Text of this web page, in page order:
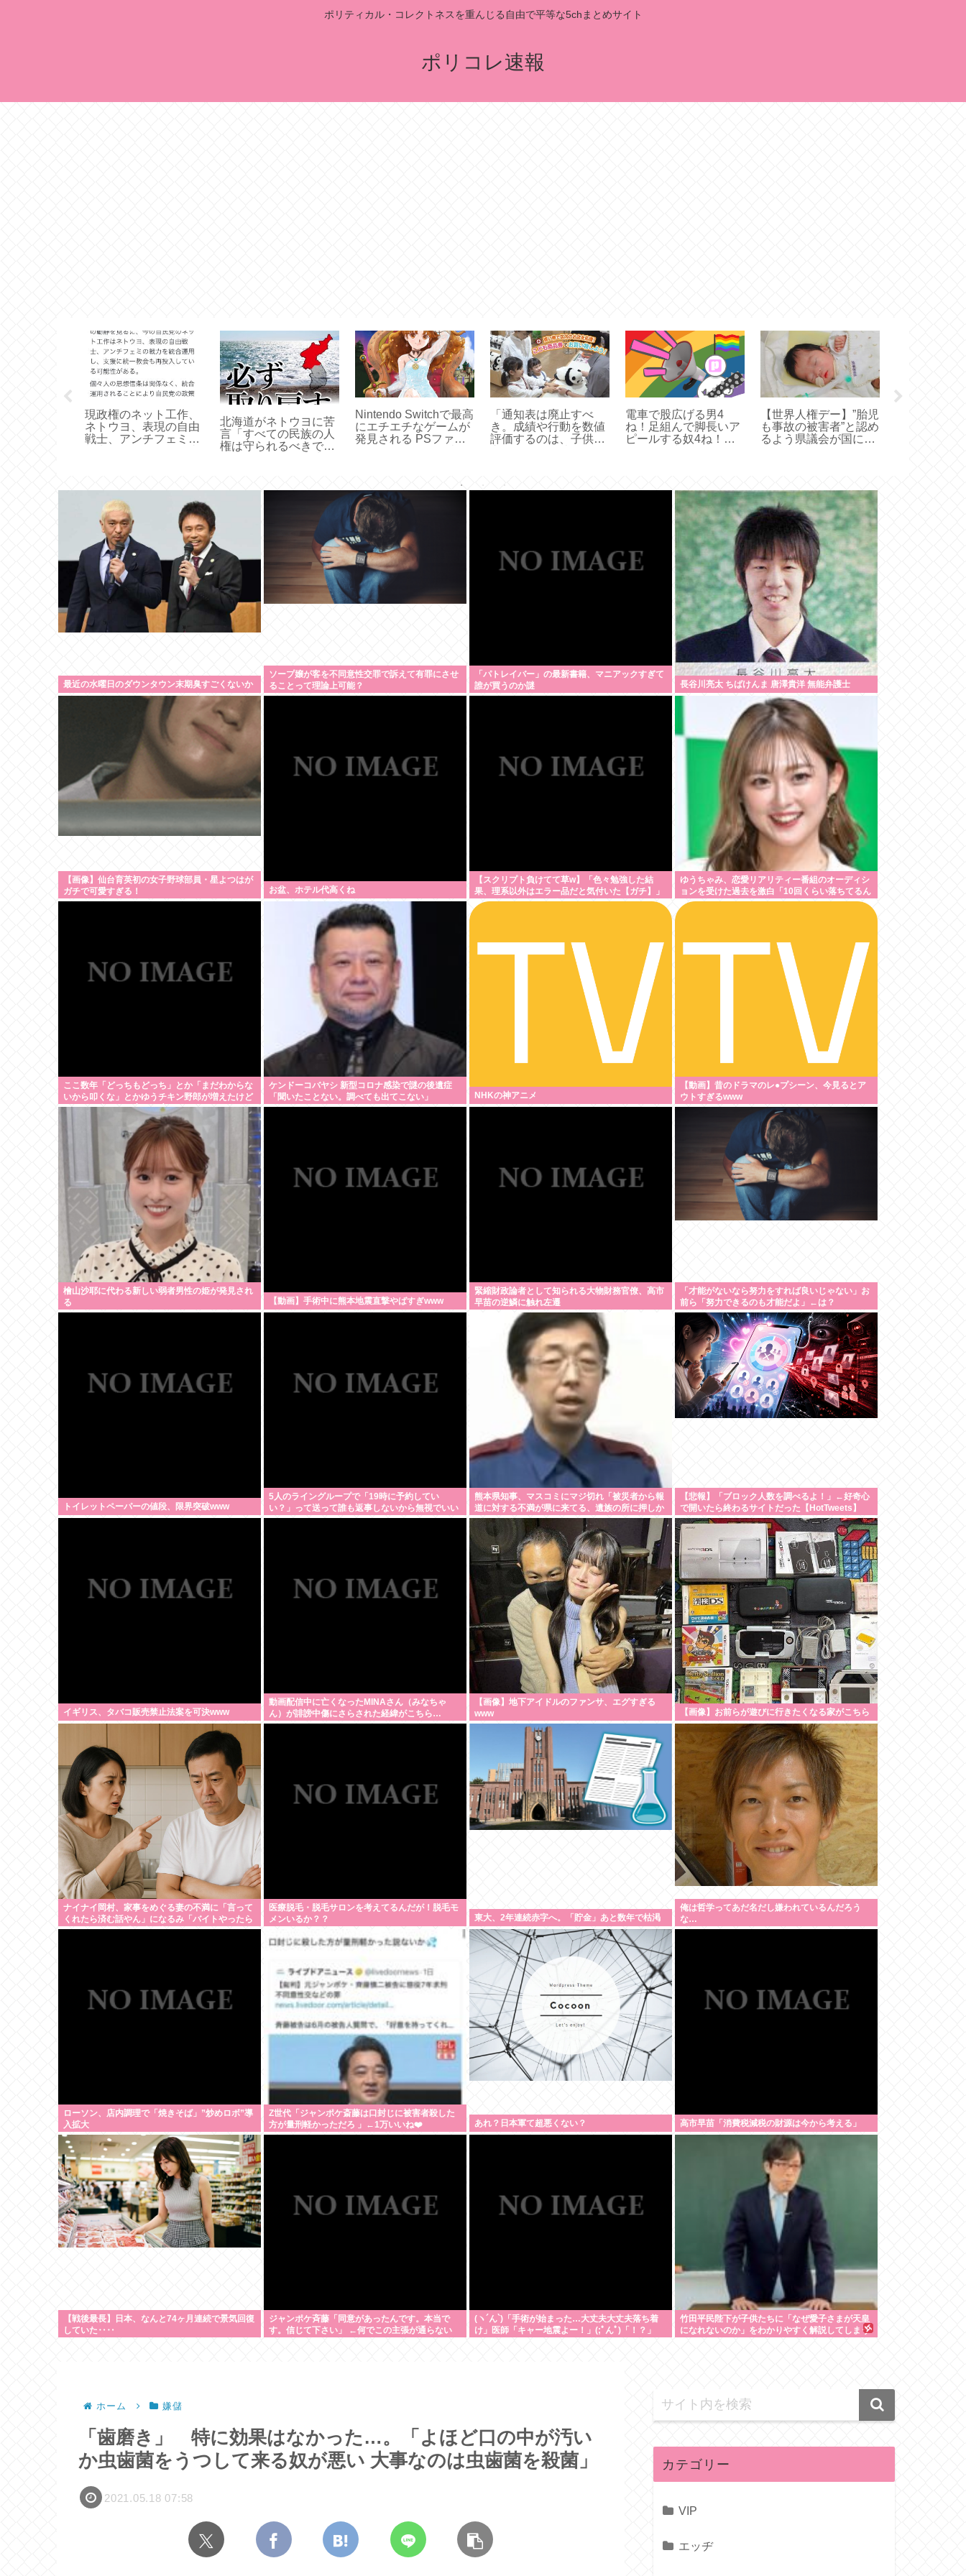
ポリティカル・コレクトネスを重んじる自由で平等な5chまとめサイト
ポリコレ速報
現政権のネット工作、
ネトウヨ、表現の自由
戦士、アンチフェミの
北海道がネトウヨに苦
言「すべての民族の人
権は守られるべきで、
Nintendo Switchで最高
にエチエチなゲームが
発見される PSファン
「通知表は廃止すべ
き。成績や行動を数値
評価するのは、子供の
んだよ」
電車で股広げる男4
ね！足組んで脚長いア
ピールする奴4ね！足
【世界人権デー】”胎児
も事故の被害者”と認め
るよう県議会が国に意
最近の水曜日のダウンタウン末期臭すごくないか
ソープ嬢が客を不同意性交罪で訴えて有罪にさせ
ることって理論上可能？
「パトレイバー」の最新書籍、マニアックすぎて
誰が買うのか謎
長谷川亮太 ちばけんま 唐澤貴洋 無能弁護士
【画像】仙台育英初の女子野球部員・星よつはが
ガチで可愛すぎる！
お盆、ホテル代高くね
【スクリプト負けてて草w】「色々勉強した結
果、理系以外はエラー品だと気付いた【ガチ】」
について、もっと具体的に話そうか
ゆうちゃみ、恋愛リアリティー番組のオーディシ
ョンを受けた過去を激白「10回くらい落ちてるん
です」
ここ数年「どっちもどっち」とか「まだわからな
いから叩くな」とかゆうチキン野郎が増えたけど
どっから来たの？(´・ω・`)
ケンドーコバヤシ 新型コロナ感染で謎の後遺症
「聞いたことない。調べても出てこない」
NHKの神アニメ
【動画】昔のドラマのレ●プシーン、今見るとア
ウトすぎるwww
檜山沙耶に代わる新しい弱者男性の姫が発見され
る
【動画】手術中に熊本地震直撃やばすぎwww
緊縮財政論者として知られる大物財務官僚、高市
早苗の逆鱗に触れ左遷
「才能がないなら努力をすれば良いじゃない」お
前ら「努力できるのも才能だよ」←は？
トイレットペーパーの値段、限界突破www
5人のライングループで「19時に予約してい
い？」って送って誰も返事しないから無視でいい
よね？
熊本県知事、マスコミにマジ切れ「被災者から報
道に対する不満が県に来てる、遺族の所に押しか
けたりすんじゃねーよ」
【悲報】「ブロック人数を調べるよ！」←好奇心
で開いたら終わるサイトだった【HotTweets】
イギリス、タバコ販売禁止法案を可決www
動画配信中に亡くなったMINAさん（みなちゃ
ん）が誹謗中傷にさらされた経緯がこちら…
【画像】地下アイドルのファンサ、エグすぎる
www
【画像】お前らが遊びに行きたくなる家がこちら
ナイナイ岡村、家事をめぐる妻の不満に「言って
くれたら済む話やん」になるみ「バイトやったら
クビやで」説教受け黙り込む | バイトちゃうやろ
医療脱毛・脱毛サロンを考えてるんだが！脱毛モ
メンいるか？？
東大、2年連続赤字へ。「貯金」あと数年で枯渇
俺は哲学ってあだ名だし嫌われているんだろう
な…
ローソン、店内調理で「焼きそば」”炒めロボ”導
入拡大
Z世代「ジャンポケ斎藤は口封じに被害者殺した
方が量刑軽かっただろ 」←1万いいね❤️
あれ？日本軍て超悪くない？ 高市早苗「消費税減税の財源は今から考える」
【戦後最長】日本、なんと74ヶ月連続で景気回復
していた‥‥
ジャンポケ斉藤「同意があったんです。本当で
す。信じて下さい」 ←何でこの主張が通らない
(ヽ´ん`)「手術が始まった…大丈夫大丈夫落ち着
け」医師「キャー地震よー！」(;ﾟんﾟ)「！？」
竹田平民陛下が子供たちに「なぜ愛子さまが天皇
になれないのか」をわかりやすく解説してしまう
ホーム 嫌儲
「歯磨き」 特に効果はなかった…。「よほど口の中が汚い
か虫歯菌をうつして来る奴が悪い 大事なのは虫歯菌を殺菌」
2021.05.18 07:58
カテゴリー
VIP
エッヂ